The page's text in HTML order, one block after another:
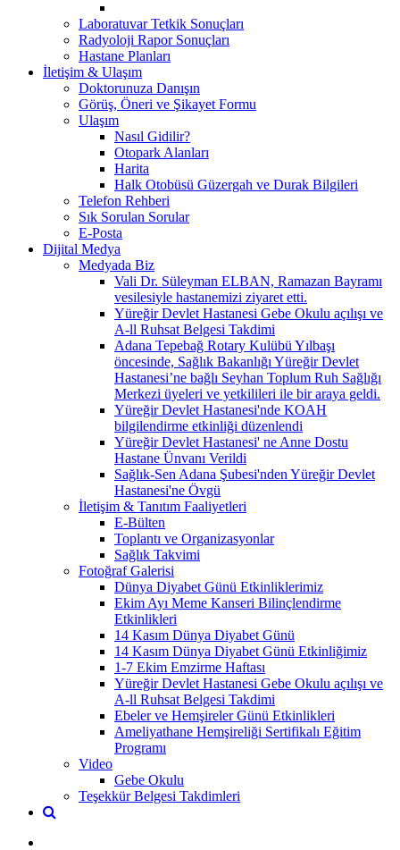
Laboratuvar Tetkik Sonuçları
Radyoloji Rapor Sonuçları
Hastane Planları
İletişim & Ulaşım
Doktorunuza Danışın
Görüş, Öneri ve Şikayet Formu
Ulaşım
Nasıl Gidilir?
Otopark Alanları
Harita
Halk Otobüsü Güzergah ve Durak Bilgileri
Telefon Rehberi
Sık Sorulan Sorular
E-Posta
Dijital Medya
Medyada Biz
Vali Dr. Süleyman ELBAN, Ramazan Bayramı
vesilesiyle hastanemizi ziyaret etti.
Yüreğir Devlet Hastanesi Gebe Okulu açılışı ve
A-ll Ruhsat Belgesi Takdimi
Adana Tepebağ Rotary Kulübü Yılbaşı
öncesinde, Sağlık Bakanlığı Yüreğir Devlet
Hastanesi’ne bağlı Seyhan Toplum Ruh Sağlığı
Merkezi üyeleri ve yetkilileri ile bir araya geldi.
Yüreğir Devlet Hastanesi'nde KOAH
bilgilendirme etkinliği düzenlendi
Yüreğir Devlet Hastanesi' ne Anne Dostu
Hastane Ünvanı Verildi
Sağlık-Sen Adana Şubesi'nden Yüreğir Devlet
Hastanesi'ne Övgü
İletişim & Tanıtım Faaliyetleri
E-Bülten
Toplantı ve Organizasyonlar
Sağlık Takvimi
Fotoğraf Galerisi
Dünya Diyabet Günü Etkinliklerimiz
Ekim Ayı Meme Kanseri Bilinçlendirme
Etkinlikleri
14 Kasım Dünya Diyabet Günü
14 Kasım Dünya Diyabet Günü Etkinliğimiz
1-7 Ekim Emzirme Haftası
Yüreğir Devlet Hastanesi Gebe Okulu açılışı ve
A-ll Ruhsat Belgesi Takdimi
Ebeler ve Hemşireler Günü Etkinlikleri
Ameliyathane Hemşireliği Sertifikalı Eğitim
Programı
Video
Gebe Okulu
Teşekkür Belgesi Takdimleri